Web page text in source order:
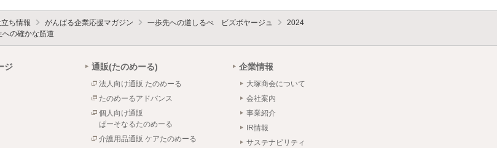
ち情報 がんばる企業応援マガジン 一歩先への道しるべ ビズボヤージュ
2024
の確かな筋道
ジ 通販(たのめーる)
法人向け通販 たのめーる
たのめーるアドバンス
個人向け通販
ぱーそなるたのめーる
介護用品通販 ケアたのめーる
企業情報
大塚商会について
会社案内
事業紹介
IR情報
サステナビリティ